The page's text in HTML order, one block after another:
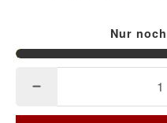
Nur